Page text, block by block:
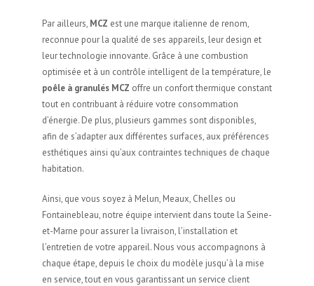
Par ailleurs, MCZ est une marque italienne de renom,
reconnue pour la qualité de ses appareils, leur design et
leur technologie innovante. Grâce à une combustion
optimisée et à un contrôle intelligent de la température, le
poêle à granulés MCZ offre un confort thermique constant
tout en contribuant à réduire votre consommation
d’énergie. De plus, plusieurs gammes sont disponibles,
afin de s’adapter aux différentes surfaces, aux préférences
esthétiques ainsi qu’aux contraintes techniques de chaque
habitation.
Ainsi, que vous soyez à Melun, Meaux, Chelles ou
Fontainebleau, notre équipe intervient dans toute la Seine-
et-Marne pour assurer la livraison, l’installation et
l’entretien de votre appareil. Nous vous accompagnons à
chaque étape, depuis le choix du modèle jusqu’à la mise
en service, tout en vous garantissant un service client